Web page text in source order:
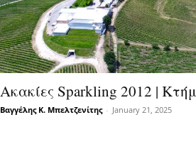
Ακακίες Sparkling 2012 |
Βαγγέλης Κ. Μπελτζενίτης - January 21, 2025